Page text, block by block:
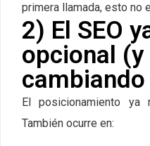
primera llamada, esto no
2) El SEO
opcional
El posicionamiento
También ocurre en: